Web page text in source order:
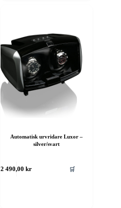
Automatisk urvridare Luxor –
silver/svart
2 490,00kr 🛒